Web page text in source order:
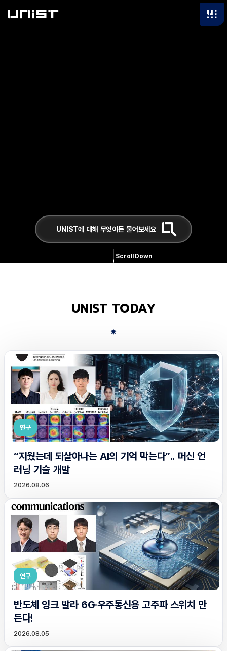
Scroll Down
UNIST TODAY
연구
“지웠는데 되살아나는 AI의 기억 막는다”.. 머신 언
러닝 기술 개발
2026.08.06
연구
반도체 잉크 발라 6G·우주통신용 고주파 스위치 만
든다!
2026.08.05